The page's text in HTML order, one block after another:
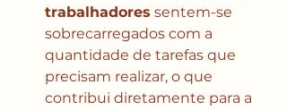
trabalhadores sentem-se
sobrecarregados com a
quantidade de tarefas que
precisam realizar, o que
contribui diretamente para a